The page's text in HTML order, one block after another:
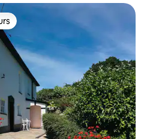
les plus appréciés